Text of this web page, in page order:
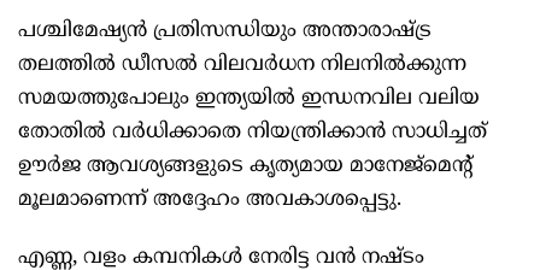
പശ്ചിമേഷ്യൻ പ്രതിസന്ധിയും അന്താരാഷ്ട്ര
തലത്തിൽ ഡീസൽ വിലവർധന നിലനിൽക്കുന്ന
സമയത്തുപോലും ഇന്ത്യയിൽ ഇന്ധനവില വലിയ
തോതിൽ വർധിക്കാതെ നിയന്ത്രിക്കാൻ സാധിച്ചത്
ഊർജ ആവശ്യങ്ങളുടെ കൃത്യമായ മാനേജ്മെന്റ്
മൂലമാണെന്ന് അദ്ദേഹം അവകാശപ്പെട്ടു.
എണ്ണ, വളം കമ്പനികൾ നേരിട്ട വൻ നഷ്ടം